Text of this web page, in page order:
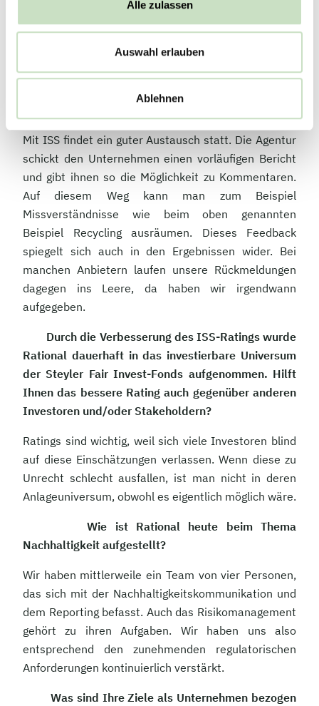
Alle zulassen
Auswahl erlauben
Ablehnen
Zuletzt fiel zum Beispiel auf, dass unsere ISO-
Standards auf der Website nicht zu finden sind, was
Sie haben vorhin die Arbeitsweise von
Ratingagenturen kritisiert. Wie bewerten Sie das
Mit ISS findet ein guter Austausch statt. Die Agentur
schickt den Unternehmen einen vorläufigen Bericht
und gibt ihnen so die Möglichkeit zu Kommentaren.
Auf diesem Weg kann man zum Beispiel
Missverständnisse wie beim oben genannten
Beispiel Recycling ausräumen. Dieses Feedback
spiegelt sich auch in den Ergebnissen wider. Bei
manchen Anbietern laufen unsere Rückmeldungen
dagegen ins Leere, da haben wir irgendwann
aufgegeben.
Durch die Verbesserung des ISS-Ratings wurde
Rational dauerhaft in das investierbare Universum
der Steyler Fair Invest-Fonds aufgenommen. Hilft
Ihnen das bessere Rating auch gegenüber anderen
Investoren und/oder Stakeholdern?
Ratings sind wichtig, weil sich viele Investoren blind
auf diese Einschätzungen verlassen. Wenn diese zu
Unrecht schlecht ausfallen, ist man nicht in deren
Anlageuniversum, obwohl es eigentlich möglich wäre.
Wie ist Rational heute beim Thema
Nachhaltigkeit aufgestellt?
Wir haben mittlerweile ein Team von vier Personen,
das sich mit der Nachhaltigkeitskommunikation und
dem Reporting befasst. Auch das Risikomanagement
gehört zu ihren Aufgaben. Wir haben uns also
entsprechend den zunehmenden regulatorischen
Anforderungen kontinuierlich verstärkt.
Was sind Ihre Ziele als Unternehmen bezogen